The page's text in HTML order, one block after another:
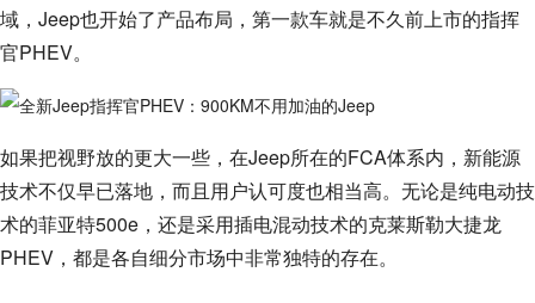
域，Jeep也开始了产品布局，第一款车就是不久前上市的指挥
官PHEV。
如果把视野放的更大一些，在Jeep所在的FCA体系内，新能源
技术不仅早已落地，而且用户认可度也相当高。无论是纯电动技
术的菲亚特500e，还是采用插电混动技术的克莱斯勒大捷龙
PHEV，都是各自细分市场中非常独特的存在。